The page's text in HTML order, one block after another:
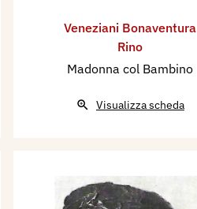
Veneziani Bonaventura
Rino
Madonna col Bambino
Visualizza scheda